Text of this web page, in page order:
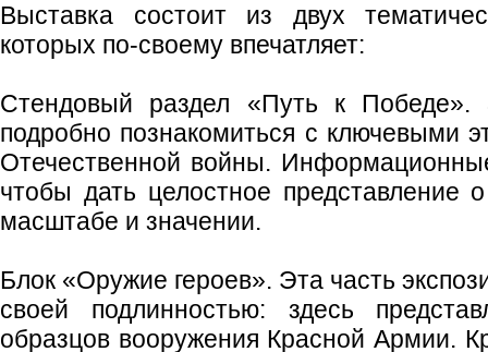
Выставка состоит из двух
которых по‑своему впечатляет:
Стендовый раздел «Путь к Победе».
подробно познакомиться с ключевыми
Отечественной войны.
чтобы дать целостное представление
масштабе и значении.
Блок «Оружие героев». Эта часть
своей подлинностью: здесь
образцов вооружения Красной Армии.